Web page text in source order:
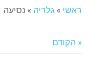
ראשי » גלריה » נסיעה
« הקודם